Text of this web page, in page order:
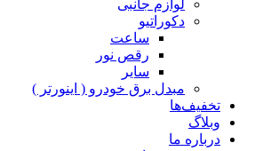
لوازم جانبی
دکوراتیو
ساعت
رقص نور
سایر
مبدل برق خودرو ( اینورتر )
تخفیف‌ها
وبلاگ
درباره ما